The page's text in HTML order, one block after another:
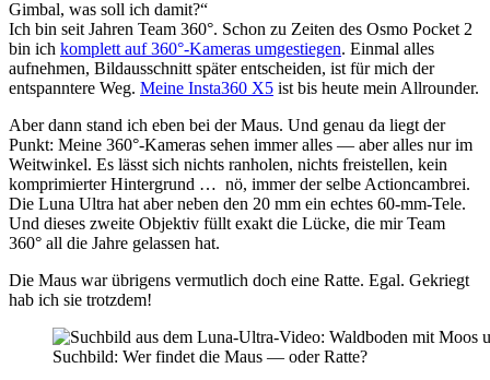
Gimbal, was soll ich damit?“
Ich bin seit Jahren Team 360°. Schon zu Zeiten des Osmo Pocket 2
bin ich komplett auf 360°-Kameras umgestiegen. Einmal alles
aufnehmen, Bildausschnitt später entscheiden, ist für mich der
entspanntere Weg. Meine Insta360 X5 ist bis heute mein Allrounder.
Aber dann stand ich eben bei der Maus. Und genau da liegt der
Punkt: Meine 360°-Kameras sehen immer alles — aber alles nur im
Weitwinkel. Es lässt sich nichts ranholen, nichts freistellen, kein
komprimierter Hintergrund … nö, immer der selbe Actioncambrei.
Die Luna Ultra hat aber neben den 20 mm ein echtes 60-mm-Tele.
Und dieses zweite Objektiv füllt exakt die Lücke, die mir Team
360° all die Jahre gelassen hat.
Die Maus war übrigens vermutlich doch eine Ratte. Egal. Gekriegt
hab ich sie trotzdem!
Suchbild: Wer findet die Maus — oder Ratte?